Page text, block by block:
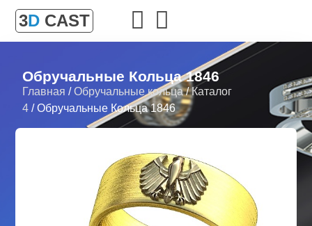
3D CAST
Обручальные Кольца 1846
Главная /Обручальные кольца/Каталог
4 / Обручальные Кольца 1846